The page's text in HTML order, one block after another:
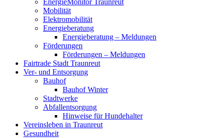
EnergieMonitor Traunreut
Mobilität
Elektromobilität
Energieberatung
Energieberatung – Meldungen
Förderungen
Förderungen – Meldungen
Fairtrade Stadt Traunreut
Ver- und Entsorgung
Bauhof
Bauhof Winter
Stadtwerke
Abfallentsorgung
Hinweise für Hundehalter
Vereinsleben in Traunreut
Gesundheit